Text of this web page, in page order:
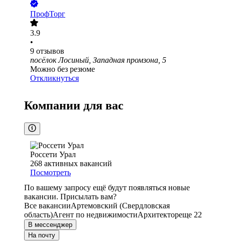
ПрофТорг
3.9
•
9 отзывов
посёлок Лосиный, Западная промзона, 5
Можно без резюме
Откликнуться
Компании для вас
Россети Урал
268 активных вакансий
Посмотреть
По вашему запросу ещё будут появляться новые
вакансии. Присылать вам?
Все вакансииАртемовский (Свердловская
область)Агент по недвижимостиАрхитектореще 22
В мессенджер
На почту